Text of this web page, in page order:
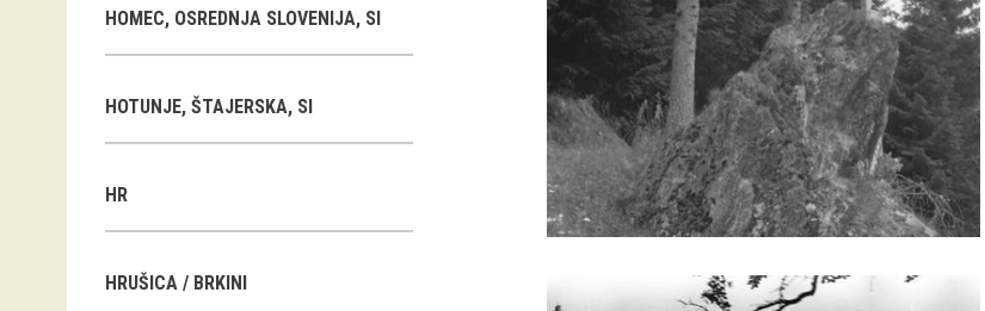
HOMEC, OSREDNJA SLOVENIJA, SI
HOTUNJE, ŠTAJERSKA, SI
HR
HRUŠICA / BRKINI